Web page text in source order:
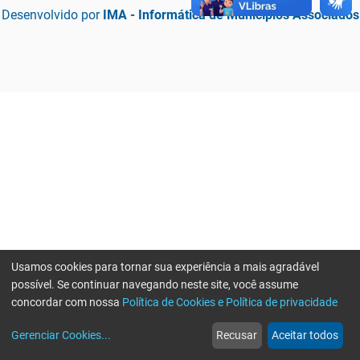
Desenvolvido por IMA - Informática de Municípios Associados
web
Notícias
more_horiz
Mais
Usamos cookies para tornar sua experiência a mais agradável
possível. Se continuar navegando neste site, você assume
concordar com nossa Política de Cookies e Política de privacidade
Gerenciar Cookies... Recusar Aceitar todos
Erro ao enviar informações, por favor tente novamente